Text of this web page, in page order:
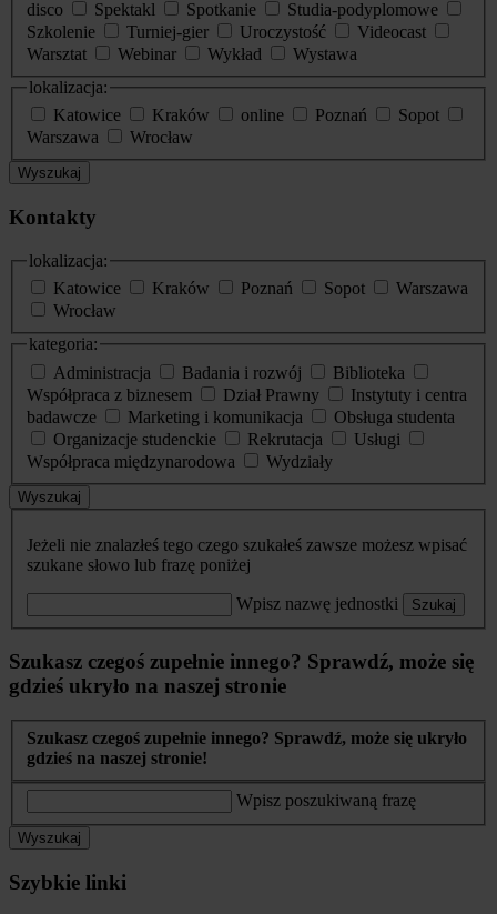
disco
Spektakl Spotkanie
Studia-podyplomowe
Szkolenie
Turniej-gier Uroczystość
Videocast
Warsztat
Webinar Wykład
Wystawa
lokalizacja:
Katowice
Kraków online Poznań
Sopot
Warszawa
Wrocław
Wyszukaj
Kontakty
lokalizacja:
Katowice
Kraków Poznań Sopot
Warszawa
Wrocław
kategoria:
Administracja
Badania i rozwój
Biblioteka
Współpraca z biznesem
Dział Prawny
Instytuty i centra
badawcze
Marketing i komunikacja
Obsługa studenta
Organizacje studenckie
Rekrutacja
Usługi
Współpraca międzynarodowa
Wydziały
Wyszukaj
Jeżeli nie znalazłeś tego czego szukałeś zawsze możesz wpisać
szukane słowo lub frazę poniżej
Wpisz nazwę jednostki Szukaj
Szukasz czegoś zupełnie innego? Sprawdź, może się
gdzieś ukryło na naszej stronie
Szukasz czegoś zupełnie innego? Sprawdź, może się ukryło
gdzieś na naszej stronie!
Wpisz poszukiwaną frazę
Wyszukaj
Szybkie linki